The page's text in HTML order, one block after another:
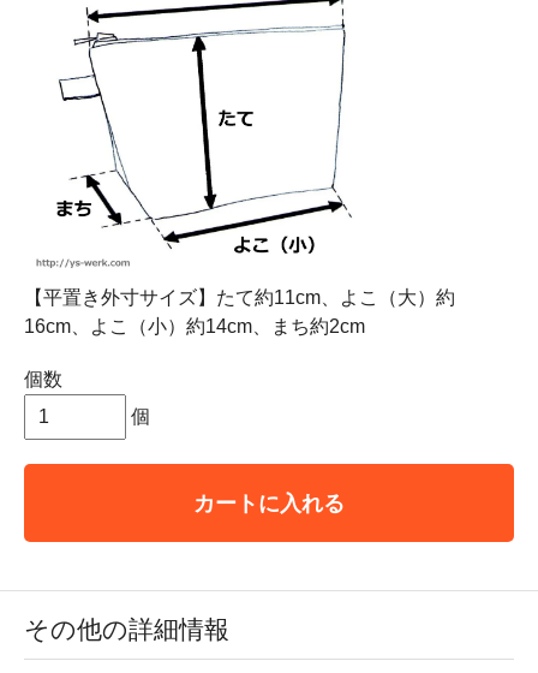
【平置き外寸サイズ】たて約11cm、よこ（大）約
16cm、よこ（小）約14cm、まち約2cm
個数
個
カートに入れる
その他の詳細情報